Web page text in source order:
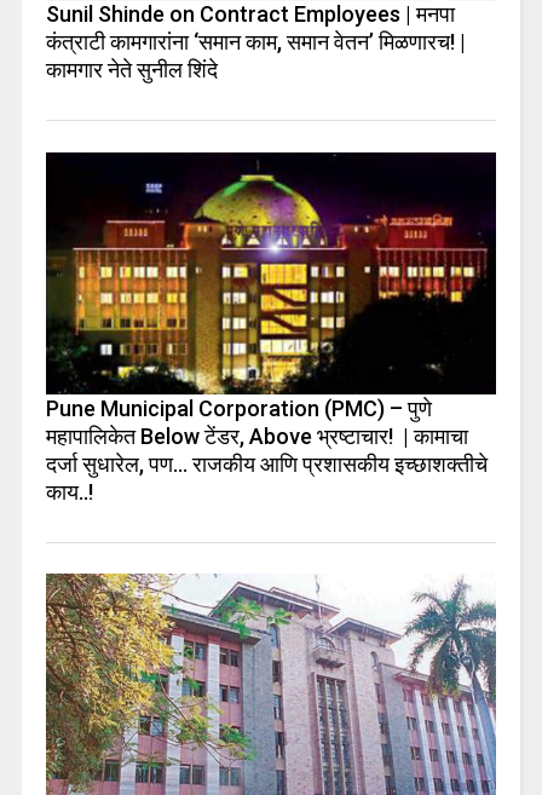
Sunil Shinde on Contract Employees | मनपा
कंत्राटी कामगारांना ‘समान काम, समान वेतन’ मिळणारच! |
कामगार नेते सुनील शिंदे
Pune Municipal Corporation (PMC) – पुणे
महापालिकेत Below टेंडर, Above भ्रष्टाचार! | कामाचा
दर्जा सुधारेल, पण… राजकीय आणि प्रशासकीय इच्छाशक्तीचे
काय..!